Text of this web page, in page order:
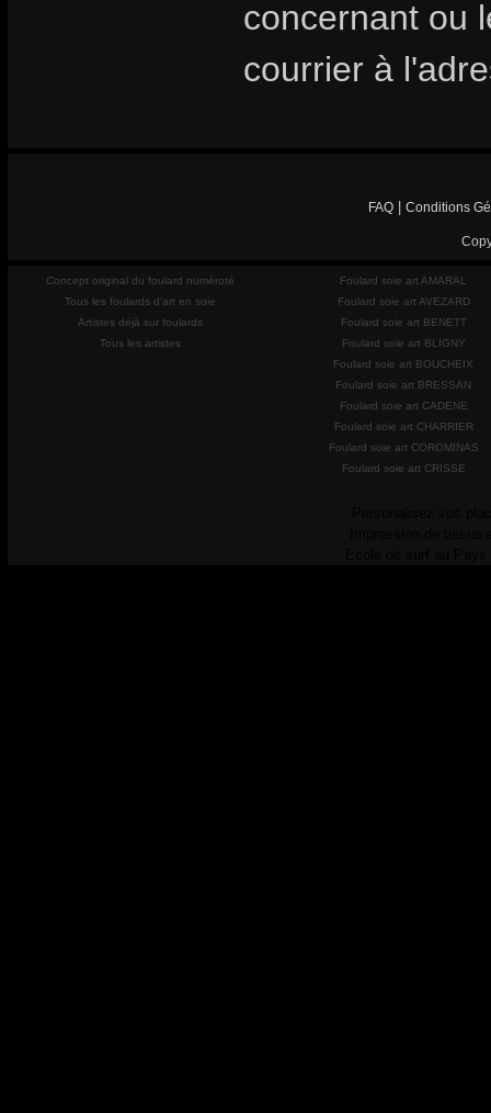
concernant ou
courrier à
FAQ Conditions
Concept original du foulard numéroté
Tous les foulards d'art en soie
Artistes déjà sur foulards
Tous les artistes
Foulard soie art AMARAL
Foulard soie art AVEZARD
Foulard soie art BENETT
Foulard soie art BLIGNY
Foulard soie art BOUCHEIX
Foulard soie art BRESSAN
Foulard soie art CADENE
Foulard soie art CHARRIER
Foulard soie art COROMINAS
Foulard soie art CRISSE